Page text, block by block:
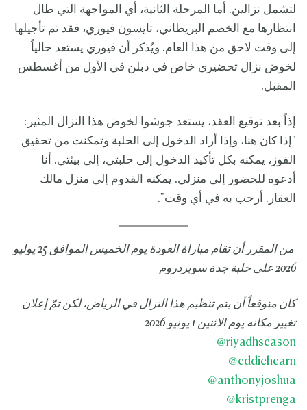
لتشمل نزالين. أما المرحلة الثانية، أي المواجهة التي طال
انتظارها مع الخصم البريطاني، تايسون فيوري، فقد تم تأجيلها
إلى وقت لاحق من هذا العام. ويُذكر أن فيوري يستعد حالياً
لخوض نزال تحضيري خاص في دبلن في الأول من أغسطس
المقبل.
إذاً بعد توقيع العقد، يستعد جوشوا لخوض هذا النزال المثير:
"إذا كان هنا، وإذا أراد الدخول إلى الحلبة وتمكنت من تحقيق
الفوز، يمكنه بكل تأكيد الدخول إلى حلبتي، إلى بيئتي. أنا
أدعوه للحضور إلى منزلي. يمكنه القدوم إلى منزل مالك
العقار. أرحب به في أي وقت".
من المقرر أن تقام مباراة العودة يوم الخميس الموافق 25 يوليو
2026 على حلبة جدة سوبردروم
كان متوقعاً أن يتم تنظيم هذا النزال في الرياض، لكن تمّ إعلان
تغيير مكانه يوم الاثنين 1 يونيو 2026
riyadhseason
@
eddiehearn
@
anthonyjoshua
@
kristprenga
@